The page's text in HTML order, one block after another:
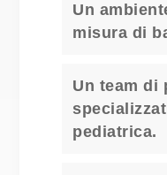
Un
misura di
Un team di
pediatrica.